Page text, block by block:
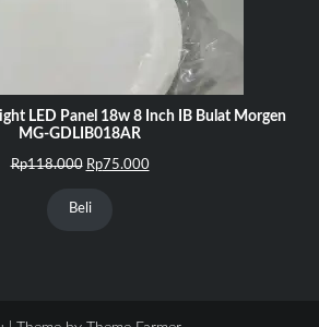
LED Panel 18w 8 Inch IB Bulat Morgen
MG-GDLIB018AR
Rp118.000 Harga
adalah:
Rp75.000Harga
Beli